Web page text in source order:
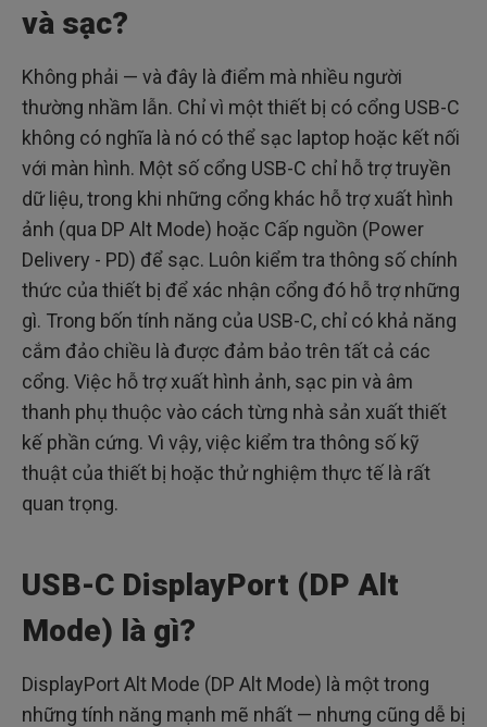
và sạc?
Không phải — và đây là điểm mà nhiều người
thường nhầm lẫn. Chỉ vì một thiết bị có cổng USB-C
không có nghĩa là nó có thể sạc laptop hoặc kết nối
với màn hình. Một số cổng USB-C chỉ hỗ trợ truyền
dữ liệu, trong khi những cổng khác hỗ trợ xuất hình
ảnh (qua DP Alt Mode) hoặc Cấp nguồn (Power
Delivery - PD) để sạc. Luôn kiểm tra thông số chính
thức của thiết bị để xác nhận cổng đó hỗ trợ những
gì. Trong bốn tính năng của USB-C, chỉ có khả năng
cắm đảo chiều là được đảm bảo trên tất cả các
cổng. Việc hỗ trợ xuất hình ảnh, sạc pin và âm
thanh phụ thuộc vào cách từng nhà sản xuất thiết
kế phần cứng. Vì vậy, việc kiểm tra thông số kỹ
thuật của thiết bị hoặc thử nghiệm thực tế là rất
quan trọng.
USB-C DisplayPort (DP Alt
Mode) là gì?
DisplayPort Alt Mode (DP Alt Mode) là một trong
những tính năng mạnh mẽ nhất — nhưng cũng dễ bị